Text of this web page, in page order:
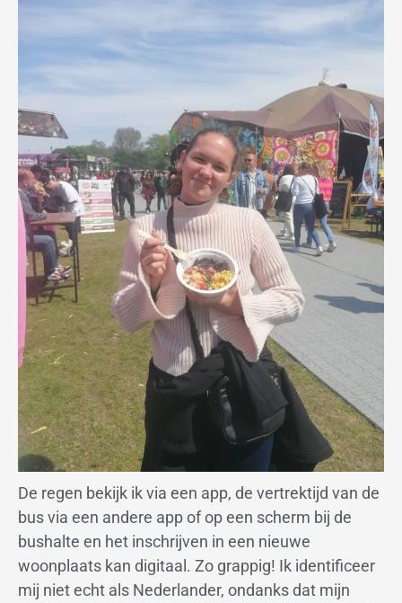
De regen bekijk ik via een app, de vertrektijd van de
bus via een andere app of op een scherm bij de
bushalte en het inschrijven in een nieuwe
woonplaats kan digitaal. Zo grappig! Ik identificeer
mij niet echt als Nederlander, ondanks dat mijn